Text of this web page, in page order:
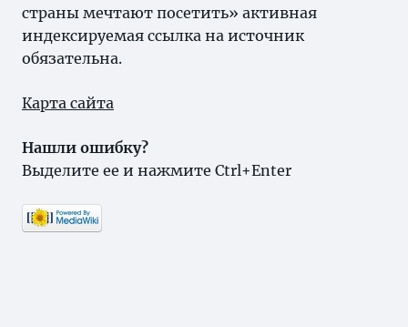
страны мечтают посетить» активная
индексируемая ссылка на источник
обязательна.
Карта сайта
Нашли ошибку?
Выделите ее и нажмите Ctrl+Enter